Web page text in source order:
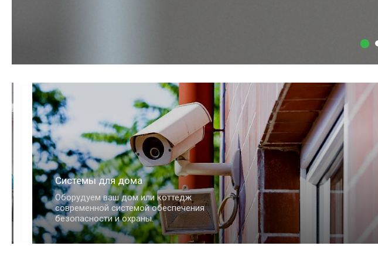
Системы для квартиры
Обеспечим сохранность вашей квартиры
и имущества с помощью умных систем
безопасности.